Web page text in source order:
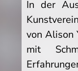
In der
von Alison
mit